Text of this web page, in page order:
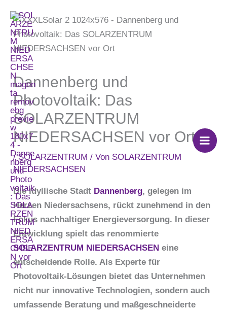
Inhalt
springen
Dannenberg und
Photovoltaik: Das
SOLARZENTRUM
NIEDERSACHSEN vor Ort
/SOLARZENTRUM / Von SOLARZENTRUM
NIEDERSACHSEN
Die idyllische Stadt Dannenberg, gelegen im
Herzen Niedersachsens, rückt zunehmend in den
Fokus nachhaltiger Energieversorgung. In dieser
Entwicklung spielt das renommierte
SOLARZENTRUM NIEDERSACHSEN eine
entscheidende Rolle. Als Experte für
Photovoltaik-Lösungen bietet das Unternehmen
nicht nur innovative Technologien, sondern auch
umfassende Beratung und maßgeschneiderte